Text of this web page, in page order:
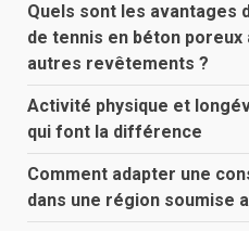
Quels sont les avantages
de tennis en béton
autres revêtements ?
Activité physique et
qui font la différence
Comment adapter une
dans une région soumise